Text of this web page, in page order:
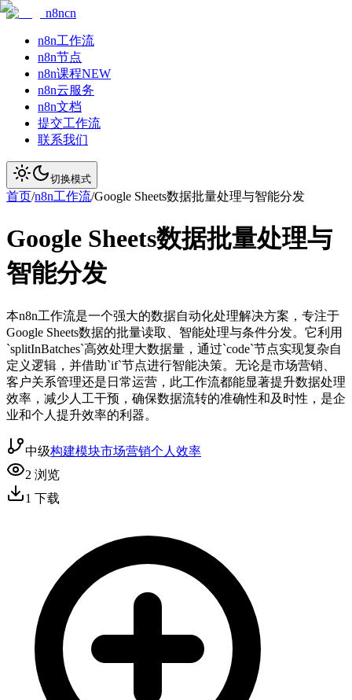
n8ncn
n8n工作流
n8n节点
n8n课程NEW
n8n云服务
n8n文档
提交工作流
联系我们
切换模式
首页/n8n工作流/Google Sheets数据批量处理与智能分发
Google Sheets数据批量处理与
智能分发
本n8n工作流是一个强大的数据自动化处理解决方案，专注于
Google Sheets数据的批量读取、智能处理与条件分发。它利用
`splitInBatches`高效处理大数据量，通过`code`节点实现复杂自
定义逻辑，并借助`if`节点进行智能决策。无论是市场营销、
客户关系管理还是日常运营，此工作流都能显著提升数据处理
效率，减少人工干预，确保数据流转的准确性和及时性，是企
业和个人提升效率的利器。
中级构建模块市场营销个人效率
2 浏览
1 下载